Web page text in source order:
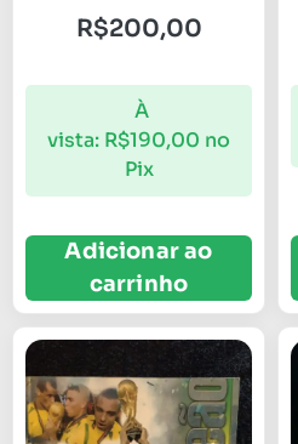
R$200,00
À
vista: R$190,00 no
Pix
Adicionar ao
carrinho